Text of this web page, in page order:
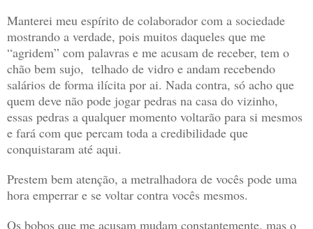
Manterei meu espírito de colaborador com a sociedade
mostrando a verdade, pois muitos daqueles que me
“agridem” com palavras e me acusam de receber, tem o
chão bem sujo, telhado de vidro e andam recebendo
salários de forma ilícita por ai. Nada contra, só acho que
quem deve não pode jogar pedras na casa do vizinho,
essas pedras a qualquer momento voltarão para si mesmos
e fará com que percam toda a credibilidade que
conquistaram até aqui.
Prestem bem atenção, a metralhadora de vocês pode uma
hora emperrar e se voltar contra vocês mesmos.
Os bobos que me acusam mudam constantemente, mas o